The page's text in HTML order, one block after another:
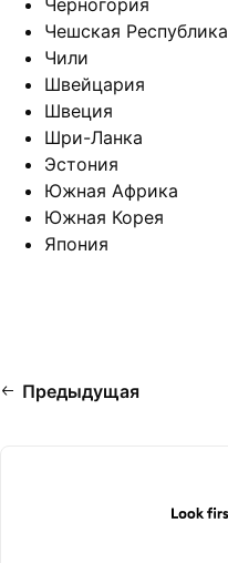
Черногория
Чешская Республика
Чили
Швейцария
Швеция
Шри-Ланка
Эстония
Южная Африка
Южная Корея
Япония
Предыдущая